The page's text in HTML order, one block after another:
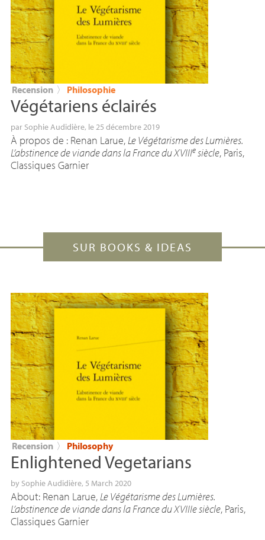
Recension 〉 Philosophie
Végétariens éclairés
par Sophie Audidière, le 25 décembre 2019
À propos de : Renan Larue,Le Végétarisme des Lumières.
L’abstinence de viande dans la France duXVIIIesiècle, Paris,
Classiques Garnier
SUR BOOKS & IDEAS
Recension 〉 Philosophy
Enlightened Vegetarians
by Sophie Audidière, 5 March 2020
About: Renan Larue, Le Végétarisme des Lumières.
L’abstinence de viande dans la France du XVIIIe siècle, Paris,
Classiques Garnier